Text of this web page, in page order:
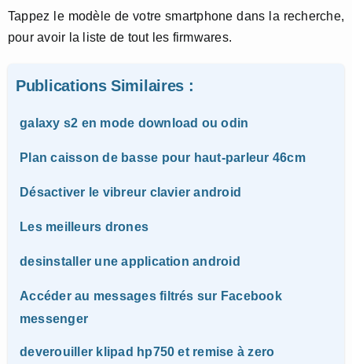
Tappez le modèle de votre smartphone dans la recherche,
pour avoir la liste de tout les firmwares.
Publications Similaires :
galaxy s2 en mode download ou odin
Plan caisson de basse pour haut-parleur 46cm
Désactiver le vibreur clavier android
Les meilleurs drones
desinstaller une application android
Accéder au messages filtrés sur Facebook
messenger
deverouiller klipad hp750 et remise à zero